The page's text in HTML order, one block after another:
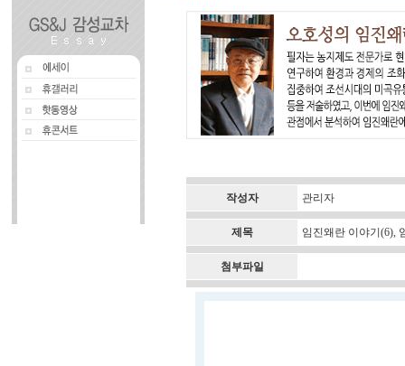
작성자 관리자
제목 임진왜란 이야기(6),
첨부파일